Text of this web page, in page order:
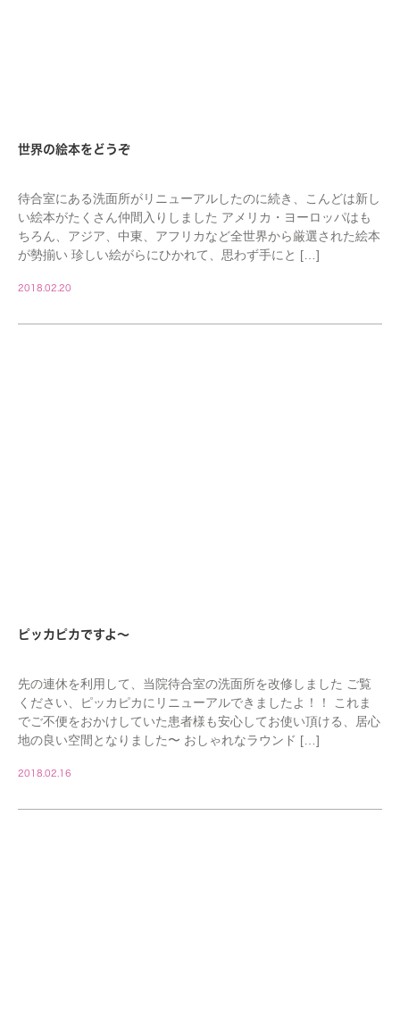
世界の絵本をどうぞ
待合室にある洗面所がリニューアルしたのに続き、こんどは新し
い絵本がたくさん仲間入りしました アメリカ・ヨーロッパはも
ちろん、アジア、中東、アフリカなど全世界から厳選された絵本
が勢揃い 珍しい絵がらにひかれて、思わず手にと […]
2018.02.20
ピッカピカですよ〜
先の連休を利用して、当院待合室の洗面所を改修しました ご覧
ください、ピッカピカにリニューアルできましたよ！！ これま
でご不便をおかけしていた患者様も安心してお使い頂ける、居心
地の良い空間となりました〜 おしゃれなラウンド […]
2018.02.16